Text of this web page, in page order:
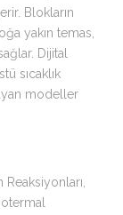
Blokların
yakın temas,
Dijital
sıcaklık
modeller